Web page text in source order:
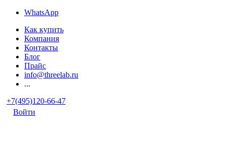
WhatsApp
Как купить
Компания
Контакты
Блог
Прайс
info@threelab.ru
...
+7(495)120-66-47
Войти